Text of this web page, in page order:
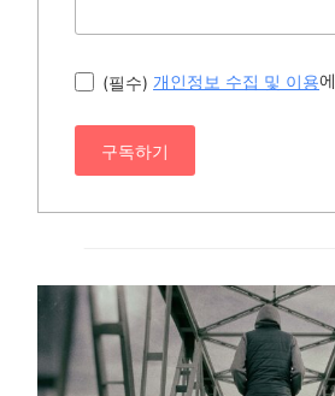
(필수) 개인정보 수집 및 이용
구독하기